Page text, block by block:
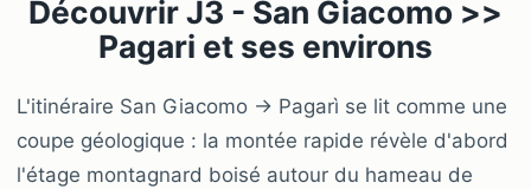
Découvrir J3 - San Giacomo >>
Pagari et ses environs
L'itinéraire San Giacomo → Pagarì se lit comme une
coupe géologique : la montée rapide révèle d'abord
l'étage montagnard boisé autour du hameau de